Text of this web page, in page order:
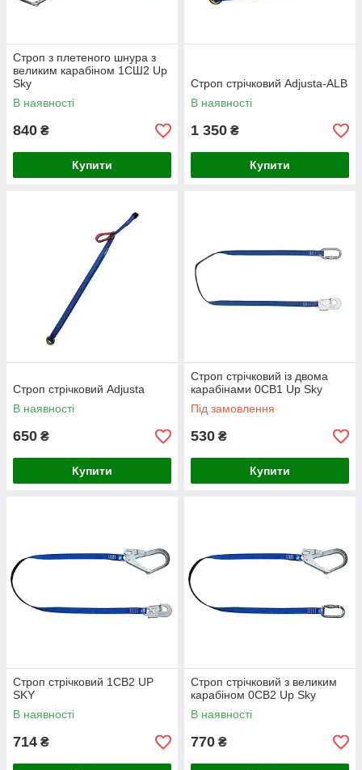
Строп з плетеного шнура з
великим карабіном 1СШ2 Up
Sky
В наявності
840 ₴
Купити
Строп стрічковий Adjusta-ALB
В наявності
1 350 ₴
Купити
Строп стрічковий Adjusta
В наявності
650 ₴
Купити
Строп стрічковий із двома
карабінами 0CB1 Up Sky
Під замовлення
530 ₴
Купити
Строп стрічковий 1СВ2 UP
SKY
В наявності
714 ₴
Строп стрічковий з великим
карабіном 0СВ2 Up Sky
В наявності
770 ₴